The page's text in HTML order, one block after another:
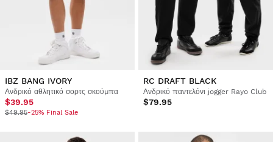
IBZ BANG IVORY
Ανδρικό αθλητικό σορτς σκούμπα
$39.95
$49.95-25% Final Sale
RC DRAFT BLACK
Ανδρικό παντελόνι jogger Rayo Club
$79.95